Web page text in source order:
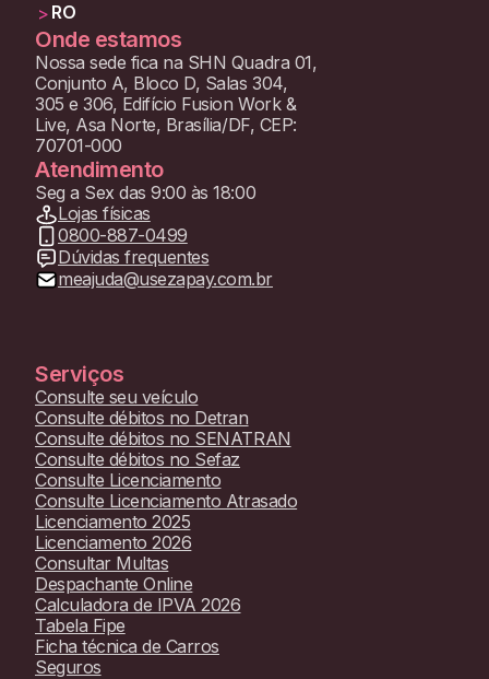
> RO
Onde estamos
Nossa sede fica na SHN Quadra 01,
Conjunto A, Bloco D, Salas 304,
305 e 306, Edifício Fusion Work &
Live, Asa Norte, Brasília/DF, CEP:
70701-000
Atendimento
Seg a Sex das 9:00 às 18:00
Lojas físicas
0800-887-0499
Dúvidas frequentes
meajuda@usezapay.com.br
Serviços
Consulte seu veículo
Consulte débitos no Detran
Consulte débitos no SENATRAN
Consulte débitos no Sefaz
Consulte Licenciamento
Consulte Licenciamento Atrasado
Licenciamento 2025
Licenciamento 2026
Consultar Multas
Despachante Online
Calculadora de IPVA 2026
Tabela Fipe
Ficha técnica de Carros
Seguros